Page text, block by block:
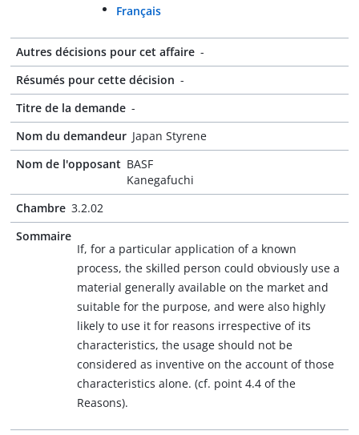
Français
Autres décisions pour cet affaire -
Résumés pour cette décision -
Titre de la demande -
Nom du demandeur Japan Styrene
Nom de l'opposant BASF
Kanegafuchi
Chambre 3.2.02
Sommaire
If, for a particular application of a known
process, the skilled person could obviously use a
material generally available on the market and
suitable for the purpose, and were also highly
likely to use it for reasons irrespective of its
characteristics, the usage should not be
considered as inventive on the account of those
characteristics alone. (cf. point 4.4 of the
Reasons).